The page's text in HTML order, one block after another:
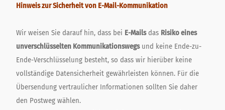
Hinweis zur Sicherheit von E-Mail-Kommunikation
Wir weisen Sie darauf hin, dass bei E-Mailsdas Risiko eines
unverschlüsselten Kommunikationswegsund keine Ende-zu-
Ende-Verschlüsselung besteht, so dass wir hierüber keine
vollständige Datensicherheit gewährleisten können. Für die
Übersendung vertraulicher Informationen sollten Sie daher
den Postweg wählen.